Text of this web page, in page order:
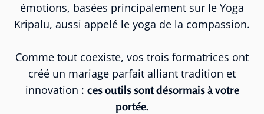
émotions, basées principalement sur le Yoga
Kripalu, aussi appelé le yoga de la compassion.
Comme tout coexiste, vos trois formatrices ont
créé un mariage parfait alliant tradition et
innovation : ces outils sont désormais à votre
portée.